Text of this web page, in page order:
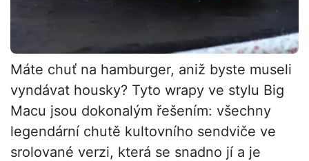
Máte chuť na hamburger, aniž byste museli
vyndávat housky? Tyto wrapy ve stylu Big
Macu jsou dokonalým řešením: všechny
legendární chutě kultovního sendviče ve
srolované verzi, která se snadno jí a je